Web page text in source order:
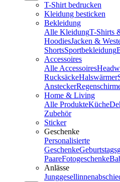
T-Shirt bedrucken
Kleidung besticken
Bekleidung
Alle KleidungT-Shirts
HoodiesJacken &
ShortsSportbekleidung
Accessoires
Alle Accessoires
RucksäckeHalswärmer
Anstecker
Home & Living
Alle ProdukteKüche
Zubehör
Sticker
Geschenke
Personalisierte
Geschenke
PaareFotogeschenke
Anlässe